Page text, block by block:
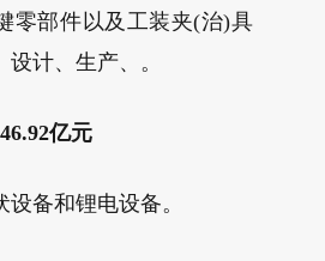
零部件以及工装夹(治)具
计、生产、。
亿元
备和锂电设备。